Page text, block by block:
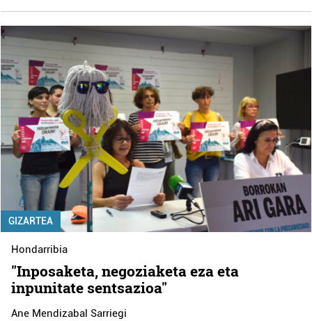
GIZARTEA
Hondarribia
"Inposaketa, negoziaketa eza eta
inpunitate sentsazioa"
Ane Mendizabal Sarriegi